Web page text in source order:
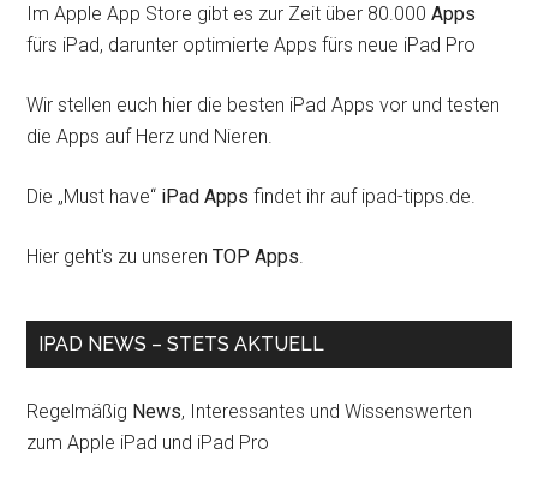
Im Apple App Store gibt es zur Zeit über 80.000Apps
fürs iPad, darunter optimierte Apps fürs neue iPad Pro
Wir stellen euch hier die besten iPad Apps vor und testen
die Apps auf Herz und Nieren.
Die „Must have“ iPad Apps findet ihr auf ipad-tipps.de.
Hier geht's zu unserenTOP Apps.
IPAD NEWS – STETS AKTUELL
Regelmäßig News, Interessantes und Wissenswerten
zum Apple iPad und iPad Pro